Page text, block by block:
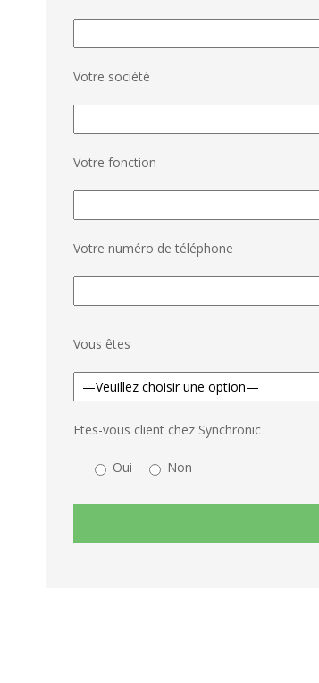
Votre société
Votre fonction
Votre numéro de téléphone
Vous êtes
Etes-vous client chez Synchronic
Oui Non